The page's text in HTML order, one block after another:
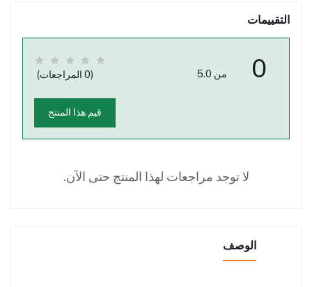
التقييمات
0 من 5.0 (0 المراجعات)
قيم هذا المنتج
لا توجد مراجعات لهذا المنتج حتى الآن.
الوصف